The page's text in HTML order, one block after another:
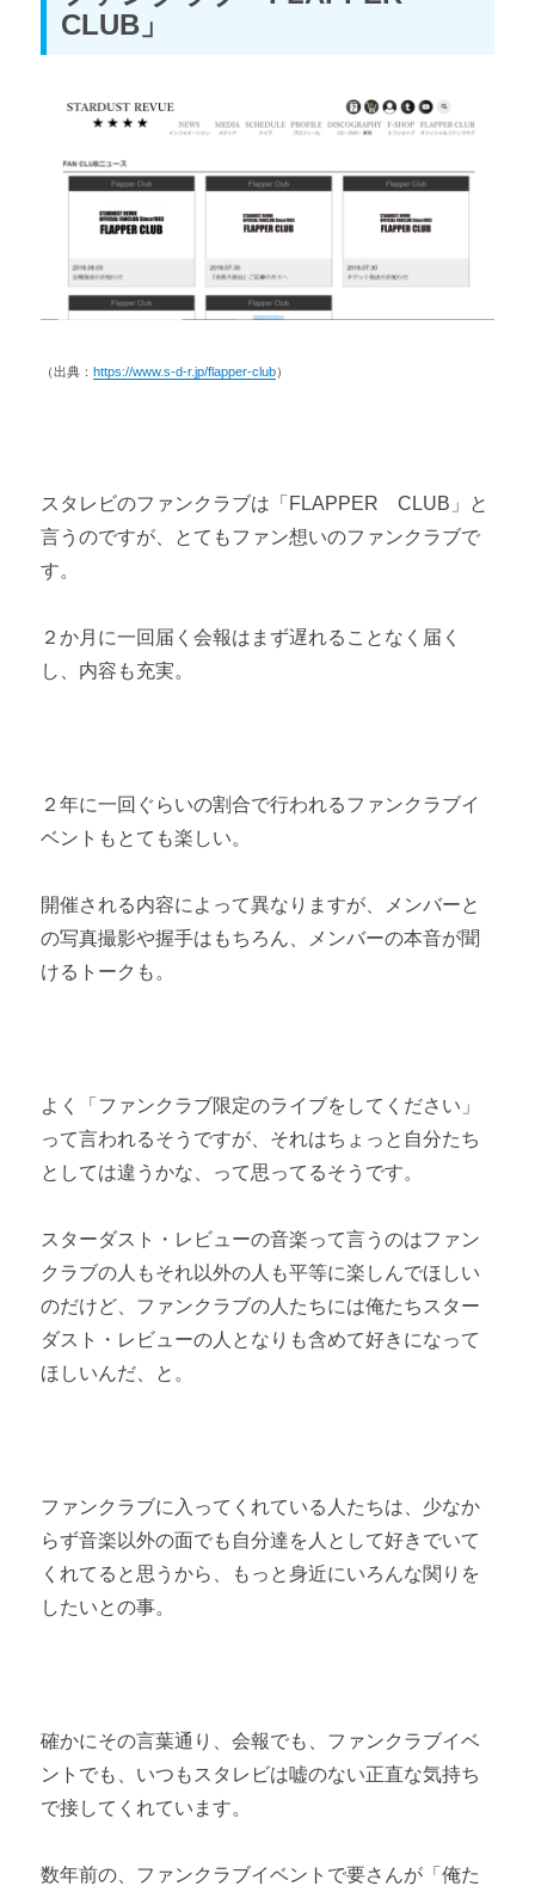
CLUB」
（出典：https://www.s-d-r.jp/flapper-club）
スタレビのファンクラブは「FLAPPER CLUB」と
言うのですが、とてもファン想いのファンクラブで
す。
２か月に一回届く会報はまず遅れることなく届く
し、内容も充実。
２年に一回ぐらいの割合で行われるファンクラブイ
ベントもとても楽しい。
開催される内容によって異なりますが、メンバーと
の写真撮影や握手はもちろん、メンバーの本音が聞
けるトークも。
よく「ファンクラブ限定のライブをしてください」
って言われるそうですが、それはちょっと自分たち
としては違うかな、って思ってるそうです。
スターダスト・レビューの音楽って言うのはファン
クラブの人もそれ以外の人も平等に楽しんでほしい
のだけど、ファンクラブの人たちには俺たちスター
ダスト・レビューの人となりも含めて好きになって
ほしいんだ、と。
ファンクラブに入ってくれている人たちは、少なか
らず音楽以外の面でも自分達を人として好きでいて
くれてると思うから、もっと身近にいろんな関りを
したいとの事。
確かにその言葉通り、会報でも、ファンクラブイベ
ントでも、いつもスタレビは嘘のない正直な気持ち
で接してくれています。
数年前の、ファンクラブイベントで要さんが「俺た